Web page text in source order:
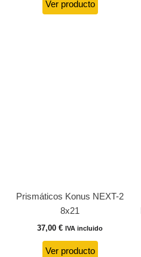
Ver producto
Prismáticos Konus NEXT-2
8x21
37,00 € IVA incluido
Ver producto